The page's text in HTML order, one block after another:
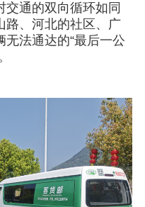
交通的双向循环如同
路、河北的社区、广
法通达的“最后一公